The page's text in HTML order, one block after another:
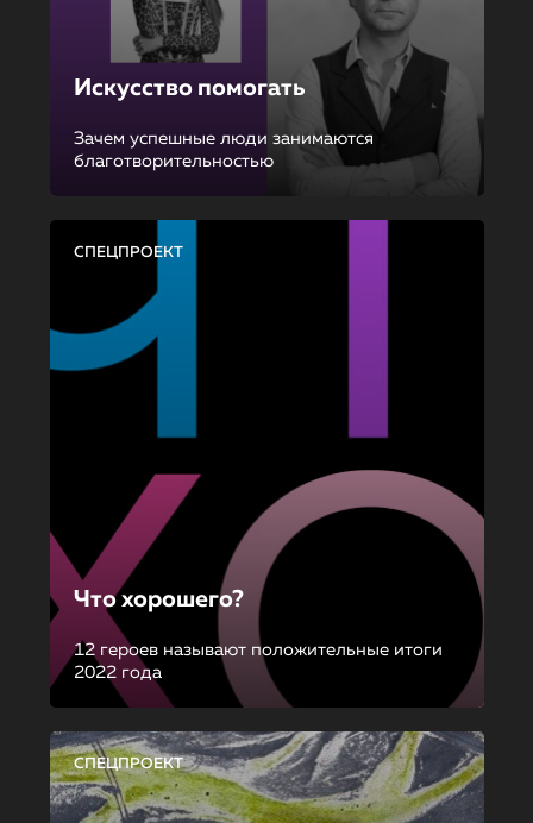
Искусство помогать
Зачем успешные люди занимаются
благотворительностью
СПЕЦПРОЕКТ
Что хорошего?
12 героев называют положительные итоги
2022 года
СПЕЦПРОЕКТ